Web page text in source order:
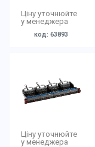
Ціну уточнюйте
у менеджера
код: 63893
Ціну уточнюйте
у менеджера